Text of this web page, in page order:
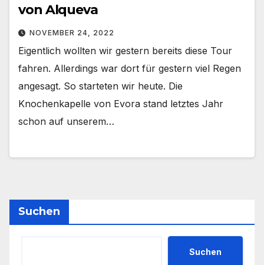
von Alqueva
NOVEMBER 24, 2022
Eigentlich wollten wir gestern bereits diese Tour
fahren. Allerdings war dort für gestern viel Regen
angesagt. So starteten wir heute. Die
Knochenkapelle von Evora stand letztes Jahr
schon auf unserem…
Suchen
Suchen